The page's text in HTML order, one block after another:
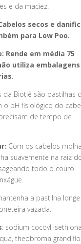
e da maciez.
secos e
para Low Poo.
Rende em média 75
utiliza embalagens
da Biotiê são pastilhas
o pH fisiológico do
de tempo de
Com os cabelos
suavemente na raiz
todo o couro
a pastilha
vazada.
: sodium cocoyl
theobroma